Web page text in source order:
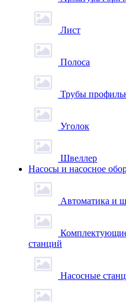
Лист
Полоса
Трубы
Уголок
Швеллер
Насосы и насосное
Автоматика и
станций
Насосные